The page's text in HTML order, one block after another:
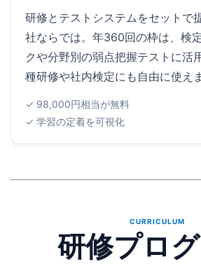
研修とテストシステムをセットで
社ならでは。年360回の枠は、検
クや分野別の弱点把握テストに活
種研修や社内検定にも自由に使えま
✓ 98,000円相当が無料
✓ 学習の定着を可視化
CURRICULUM
研修プロ